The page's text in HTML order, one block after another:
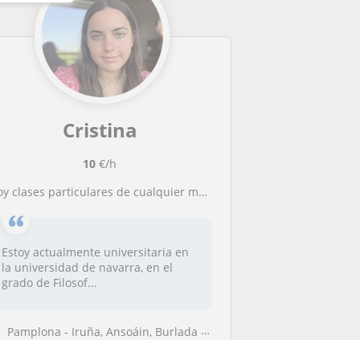
Cristina
10 €/h
clases particulares de cualquier materia tanto de humanidad como de ciencias sociales. Además, puedo dar cualquier materia en
Estoy actualmente universitaria en
la universidad de navarra, en el
grado de Filosof...
Pamplona - Iruña, Ansoáin, Burlada - Burlata, Barañain, Zizur Mayor - ...